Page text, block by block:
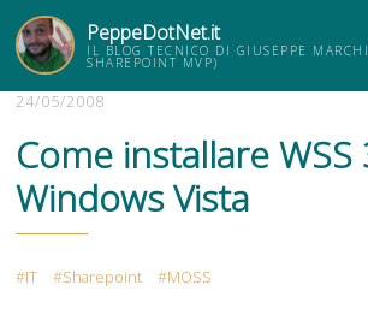
PeppeDotNet.it
IL BLOG TECNICO DI GIUSEPPE
SHAREPOINT MVP)
24/05/2008
Come installare WSS
Windows Vista
IT Sharepoint MOSS